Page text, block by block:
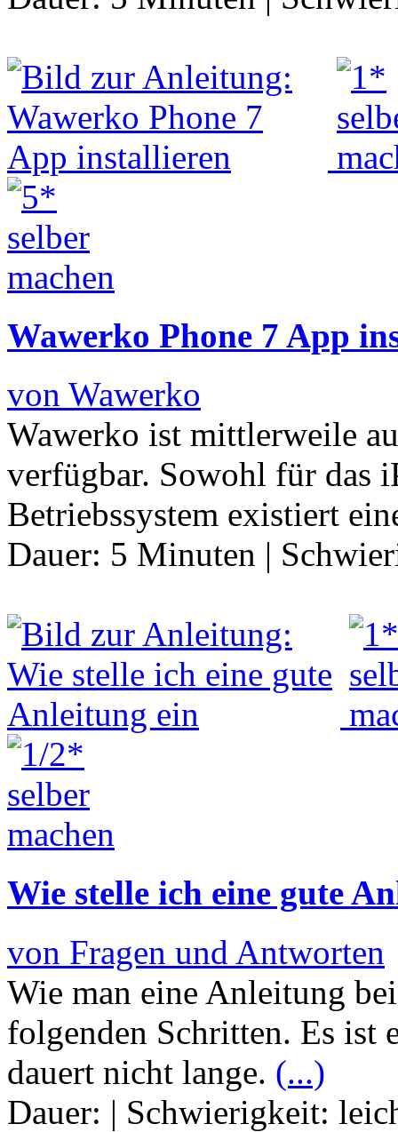
Wawerko Phone 7 App
von Wawerko
Wawerko ist mittlerweile
verfügbar. Sowohl für das
Betriebssystem existiert
Dauer: 5 Minuten |
Wie stelle ich eine gute
von Fragen und Antworten
Wie man eine Anleitung
folgenden Schritten. Es ist
dauert nicht lange. (...)
Dauer: | Schwierigkeit: